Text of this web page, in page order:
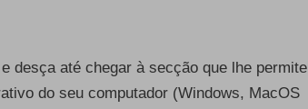
desça até chegar à secção que lhe permite
do seu computador (Windows, MacOS